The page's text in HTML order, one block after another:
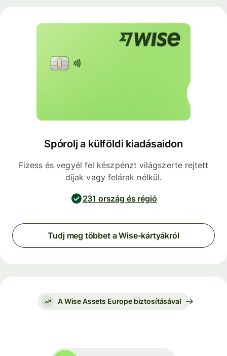
Spórolj a külföldi kiadásaidon
Fizess és vegyél fel készpénzt világszerte rejtett
díjak vagy felárak nélkül.
231 ország és régió
Tudj meg többet a Wise-kártyákról
A Wise Assets Europe biztosításával